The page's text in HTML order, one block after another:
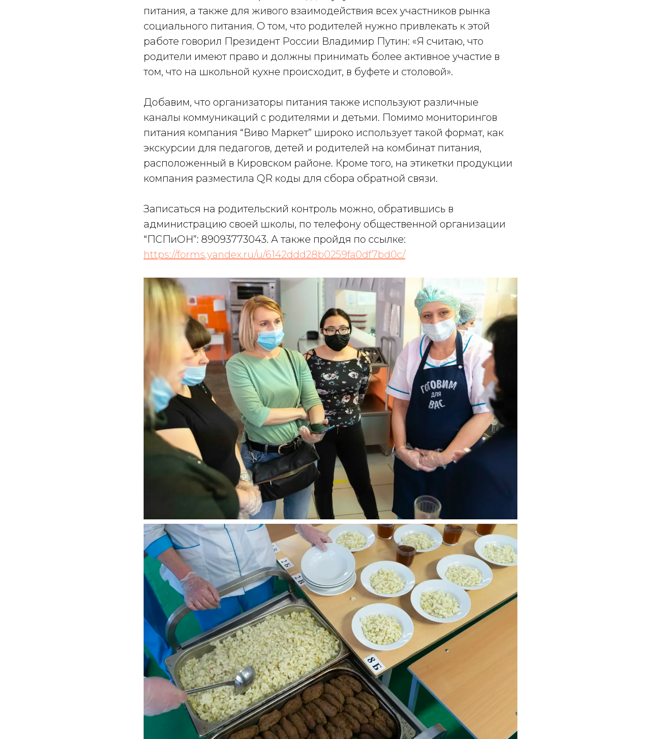
питания, а также для живого взаимодействия всех участников рынка
социального питания. О том, что родителей нужно привлекать к этой
работе говорил Президент России Владимир Путин: «Я считаю, что
родители имеют право и должны принимать более активное участие в
том, что на школьной кухне происходит, в буфете и столовой».
Добавим, что организаторы питания также используют различные
каналы коммуникаций с родителями и детьми. Помимо мониторингов
питания компания “Виво Маркет” широко использует такой формат, как
экскурсии для педагогов, детей и родителей на комбинат питания,
расположенный в Кировском районе. Кроме того, на этикетки продукции
компания разместила QR коды для сбора обратной связи.
Записаться на родительский контроль можно, обратившись в
администрацию своей школы, по телефону общественной организации
“ПСПиОН”: 89093773043. А также пройдя по ссылке:
https://forms.yandex.ru/u/6142ddd28b0259fa0df7bd0c/